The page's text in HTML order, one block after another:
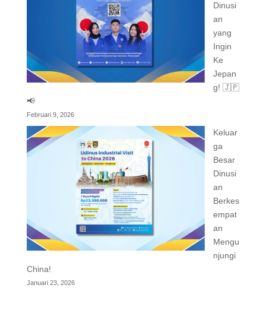
Dinusi
an
yang
Ingin
Ke
Jepan
g! 🇯🇵
📢
Februari 9, 2026
Keluar
ga
Besar
Dinusi
an
Berkes
empat
an
Mengu
njungi
China!
Januari 23, 2026